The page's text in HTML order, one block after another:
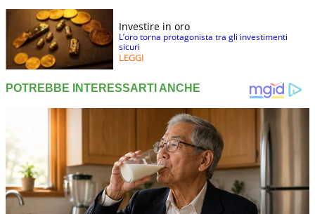
Investire in oro
L’oro torna protagonista tra gli investimenti
sicuri
LEGGI